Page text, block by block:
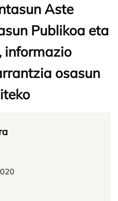
Aste
Publikoa eta
informazio
osasun